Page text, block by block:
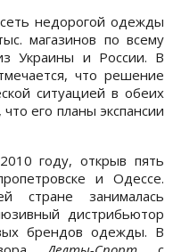
недорогой одежды
магазинов по всему
Украины и России. В
что решение
ситуацией в обеих
его планы экспансии
году, открыв пять
и Одессе.
стране занималась
дистрибьютор
брендов одежды. В